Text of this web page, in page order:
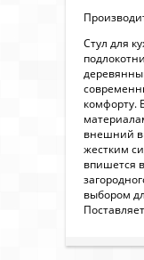
Стул для
комфорту.
внешний
жестким
впишется
выбором